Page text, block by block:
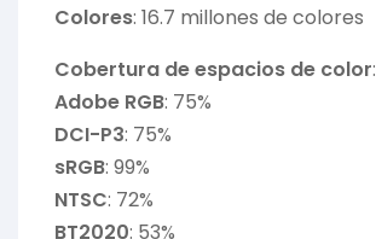
Colores: 16.7 millones de colores
Cobertura de espacios de color:
Adobe RGB: 75%
DCI-P3: 75%
sRGB: 99%
NTSC: 72%
BT2020: 53%